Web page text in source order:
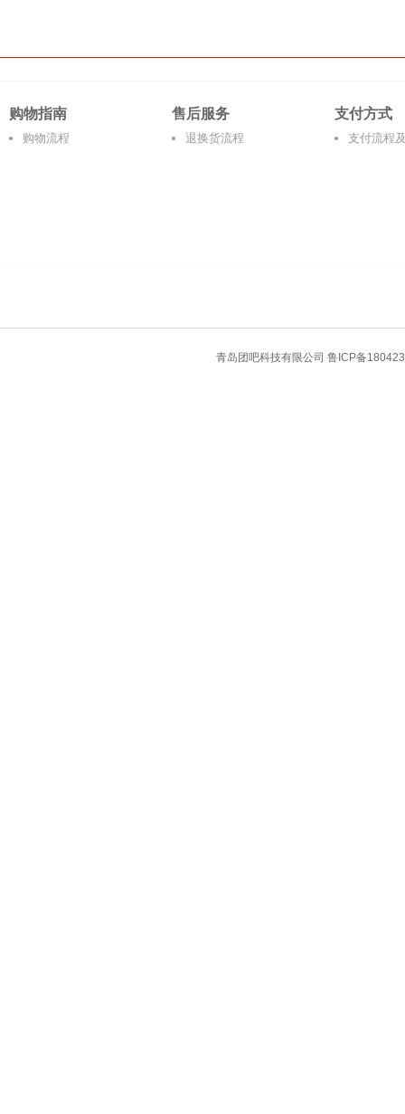
购物指南
购物流程
售后服务
退换货流程
支付方式
支付流程
青岛团吧科技有限公司 鲁ICP备